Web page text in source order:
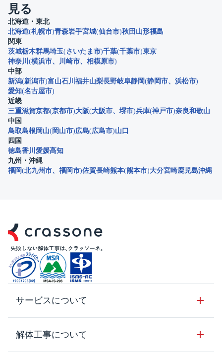
見る
北海道・東北
北海道 札幌市 青森岩手宮城 仙台市 秋田 山形福島
関東
茨城栃木群馬埼玉 さいたま市 千葉 千葉市 東京
神奈川
横浜市 川崎市
相模原市
中部
新潟 新潟市 富山石川 福井山梨長野岐阜静岡 静岡市
浜松市
愛知 名古屋市
近畿
三重滋賀京都 京都市 大阪 大阪市 堺市 兵庫 神戸市 奈良和歌山
中国
鳥取島根岡山 岡山市 広島 広島市 山口
四国
徳島香川 愛媛高知
九州・沖縄
福岡 北九州市 福岡市 佐賀長崎熊本 熊本市 大分宮崎鹿児島沖縄
サービスについて
サービスの流れ
サービスのメリット
解体工事について